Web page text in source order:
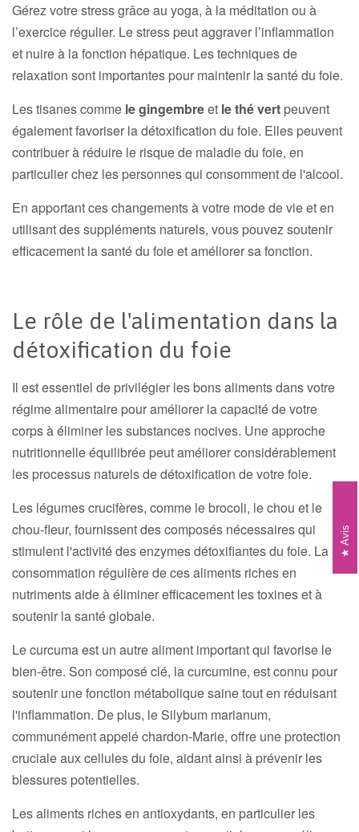
Gérez votre stress grâce au yoga, à la méditation ou à
l’exercice régulier. Le stress peut aggraver l’inflammation
et nuire à la fonction hépatique. Les techniques de
relaxation sont importantes pour maintenir la santé du foie.
Les tisanes comme le gingembreet le thé vert peuvent
également favoriser la détoxification du foie. Elles peuvent
contribuer à réduire le risque de maladie du foie, en
particulier chez les personnes qui consomment de l'alcool.
En apportant ces changements à votre mode de vie et en
utilisant des suppléments naturels, vous pouvez soutenir
efficacement la santé du foie et améliorer sa fonction.
Le rôle de l'alimentation dans la
détoxification du foie
Il est essentiel de privilégier les bons aliments dans votre
régime alimentaire pour améliorer la capacité de votre
corps à éliminer les substances nocives. Une approche
nutritionnelle équilibrée peut améliorer considérablement
les processus naturels de détoxification de votre foie.
Les légumes crucifères, comme le brocoli, le chou et le
chou-fleur, fournissent des composés nécessaires qui
stimulent l'activité des enzymes détoxifiantes du foie. La
consommation régulière de ces aliments riches en
nutriments aide à éliminer efficacement les toxines et à
soutenir la santé globale.
Le curcuma est un autre aliment important qui favorise le
bien-être. Son composé clé, la curcumine, est connu pour
soutenir une fonction métabolique saine tout en réduisant
l'inflammation. De plus, le Silybum marianum,
communément appelé chardon-Marie, offre une protection
cruciale aux cellules du foie, aidant ainsi à prévenir les
blessures potentielles.
Les aliments riches en antioxydants, en particulier les
Avis